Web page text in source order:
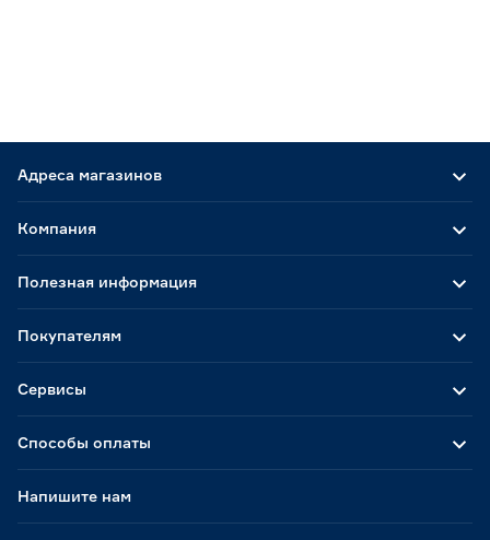
Адреса магазинов
Способы оплаты
Компания
Полезная информация
Покупателям
Сервисы
Напишите нам